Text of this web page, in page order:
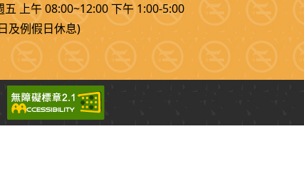
五 上午 08:00~12:00 下午 1:00-5:00
及例假日休息)